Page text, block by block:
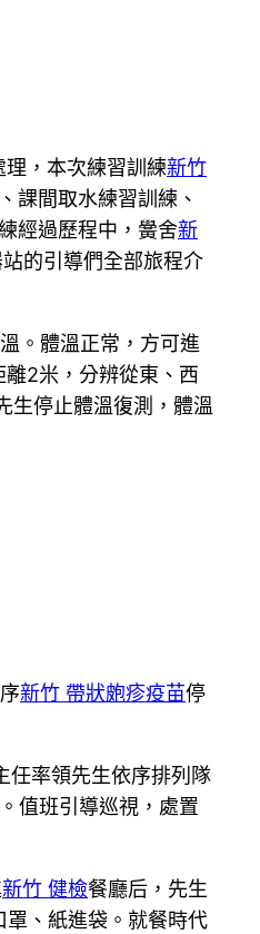
理，本次練習訓練新竹
課間取水練習訓練、
經過歷程中，黌舍新
的引導們全部旅程介
。體溫正常，方可進
2米，分辨從東、西
生停止體溫復測，體溫
新竹 帶狀皰疹疫苗停
任率領先生依序排列隊
值班引導巡視，處置
新竹 健檢餐廳后，先生
、紙進袋。就餐時代